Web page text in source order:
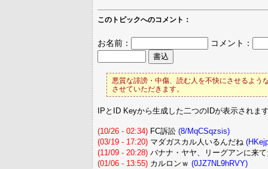
このトピックへのコメント：
お名前： コメント：
悪質な誹謗・中傷、読む人を不快にさせるよう
させていただきます。
IPとID Keyから生成した二つのIDが表示されま
(10/26 - 02:34) FC訴訟 (8/MqCSqzsis)
(03/19 - 17:20) マダガスカル人いるんだね
(11/09 - 20:28) バナナ・ヤヤ、リーグアンに来
(01/06 - 13:55) カルロンｗ (0JZ7NL9hRVY)